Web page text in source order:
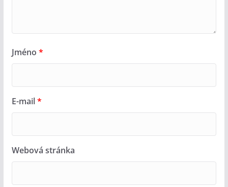
Jméno *
E-mail*
Webová stránka